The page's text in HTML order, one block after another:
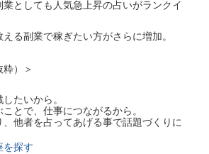
としても人気急上昇の占いがランクイ
る副業で稼ぎたい方がさらに増加。
）＞
たいから。
とで、仕事につながるから。
、他者を占ってあげる事で話題づくりに
を探す